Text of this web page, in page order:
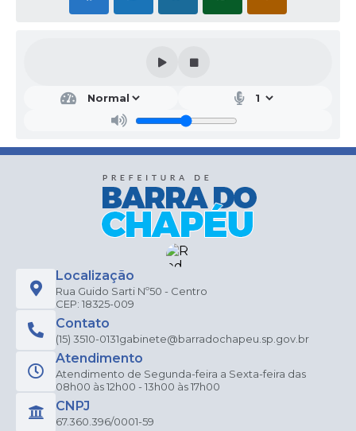
Localização
Rua Guido Sarti Nº50 - Centro
CEP: 18325-009
Contato
(15) 3510-0131gabinete@barradochapeu.sp.gov.br
Atendimento
Atendimento de Segunda-feira a Sexta-feira das
08h00 às 12h00 - 13h00 às 17h00
CNPJ
67.360.396/0001-59